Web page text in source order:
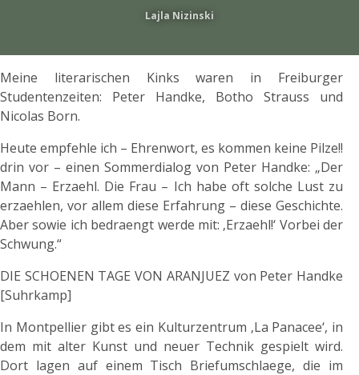
Lajla Nizinski
Meine literarischen Kinks waren in Freiburger
Studentenzeiten: Peter Handke, Botho Strauss und
Nicolas Born.
Heute empfehle ich – Ehrenwort, es kommen keine Pilze!!
drin vor – einen Sommerdialog von Peter Handke: „Der
Mann – Erzaehl. Die Frau – Ich habe oft solche Lust zu
erzaehlen, vor allem diese Erfahrung – diese Geschichte.
Aber sowie ich bedraengt werde mit: ‚Erzaehl!‘ Vorbei der
Schwung.“
DIE SCHOENEN TAGE VON ARANJUEZ von Peter Handke
[Suhrkamp]
In Montpellier gibt es ein Kulturzentrum ‚La Panacee‘, in
dem mit alter Kunst und neuer Technik gespielt wird.
Dort lagen auf einem Tisch Briefumschlaege, die im